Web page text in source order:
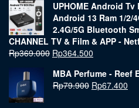
UPHOME Android
Android 13 Ram 1/2/
2.4G/5G Bluetooth
CHANNEL TV & Film & APP -
Rp369.000 Rp364.500
MBA Perfume - Reef
Rp79.900 Rp67.400